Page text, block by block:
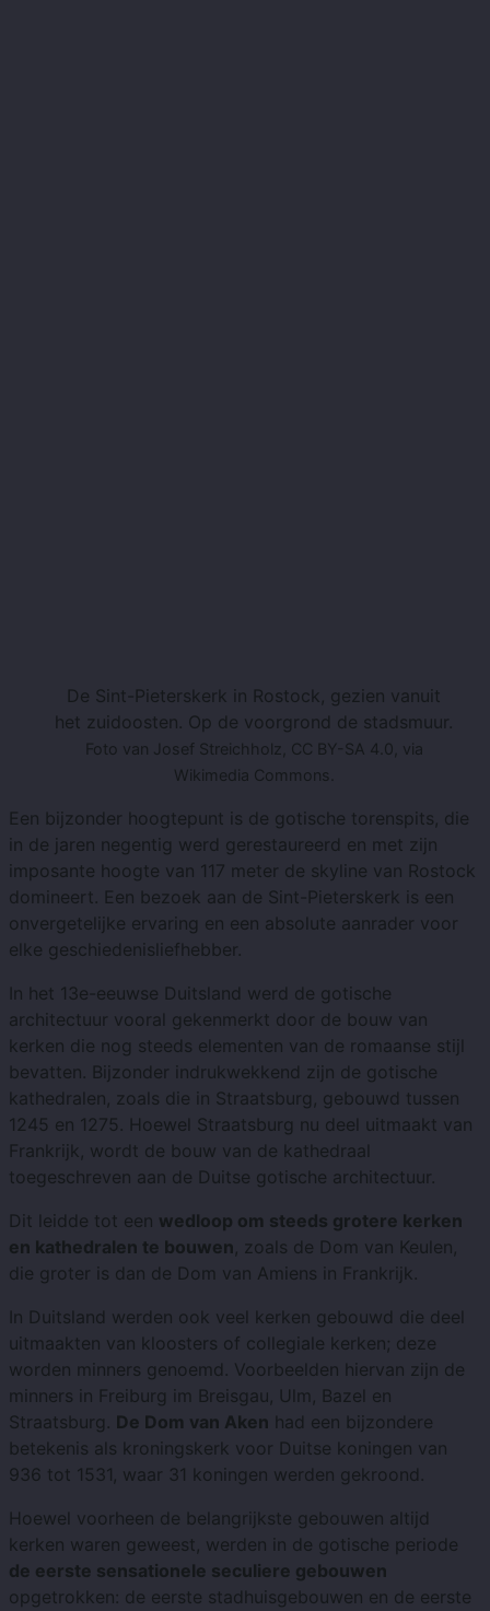
De Sint-Pieterskerk in Rostock, gezien vanuit
het zuidoosten. Op de voorgrond de stadsmuur.
Foto van Josef Streichholz, CC BY-SA 4.0, via
Wikimedia Commons.
Een bijzonder hoogtepunt is de gotische torenspits, die
in de jaren negentig werd gerestaureerd en met zijn
imposante hoogte van 117 meter de skyline van Rostock
domineert. Een bezoek aan de Sint-Pieterskerk is een
onvergetelijke ervaring en een absolute aanrader voor
elke geschiedenisliefhebber.
In het 13e-eeuwse Duitsland werd de gotische
architectuur vooral gekenmerkt door de bouw van
kerken die nog steeds elementen van de romaanse stijl
bevatten. Bijzonder indrukwekkend zijn de gotische
kathedralen, zoals die in Straatsburg, gebouwd tussen
1245 en 1275. Hoewel Straatsburg nu deel uitmaakt van
Frankrijk, wordt de bouw van de kathedraal
toegeschreven aan de Duitse gotische architectuur.
Dit leidde tot een wedloop om steeds grotere kerken
en kathedralen te bouwen, zoals de Dom van Keulen,
die groter is dan de Dom van Amiens in Frankrijk.
In Duitsland werden ook veel kerken gebouwd die deel
uitmaakten van kloosters of collegiale kerken; deze
worden minners genoemd. Voorbeelden hiervan zijn de
minners in Freiburg im Breisgau, Ulm, Bazel en
Straatsburg. De Dom van Aken had een bijzondere
betekenis als kroningskerk voor Duitse koningen van
936 tot 1531, waar 31 koningen werden gekroond.
Hoewel voorheen de belangrijkste gebouwen altijd
kerken waren geweest, werden in de gotische periode
de eerste sensationele seculiere gebouwen
opgetrokken: de eerste stadhuisgebouwen en de eerste